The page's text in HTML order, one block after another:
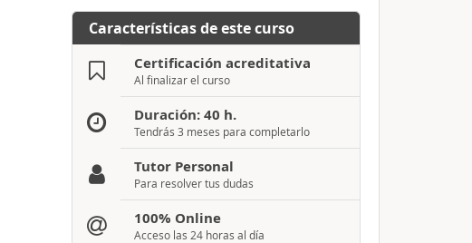
Características de este curso
Certificación acreditativa
Al finalizar el curso
Duración: 40 h.
Tendrás 3 meses para completarlo
Tutor Personal
Para resolver tus dudas
100% Online
Acceso las 24 horas al día